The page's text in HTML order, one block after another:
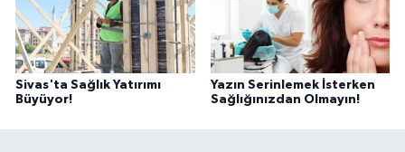
Sivas'ta Sağlık Yatırımı
Büyüyor!
Yazın Serinlemek İsterken
Sağlığınızdan Olmayın!